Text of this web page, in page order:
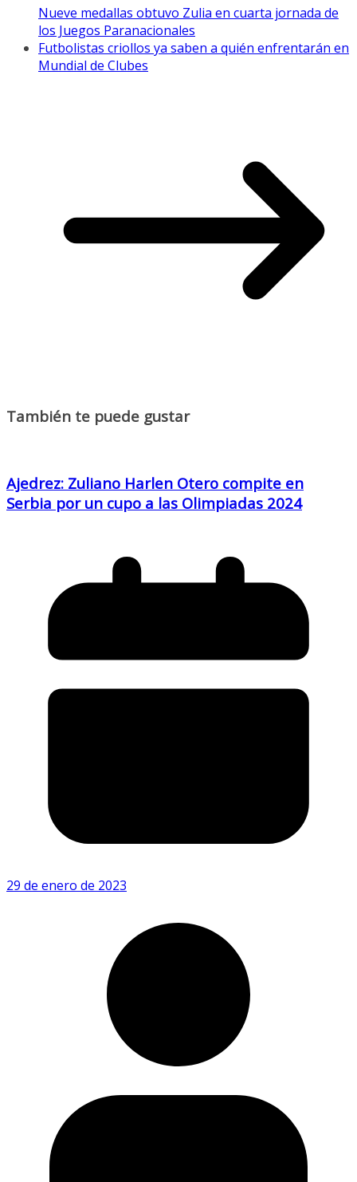
Nueve medallas obtuvo Zulia en cuarta jornada de
los Juegos Paranacionales
Futbolistas criollos ya saben a quién enfrentarán en
Mundial de Clubes
También te puede gustar
Ajedrez: Zuliano Harlen Otero compite en
Serbia por un cupo a las Olimpiadas 2024
29 de enero de 2023